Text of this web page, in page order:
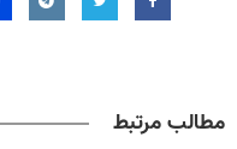
مطالب مرتبط